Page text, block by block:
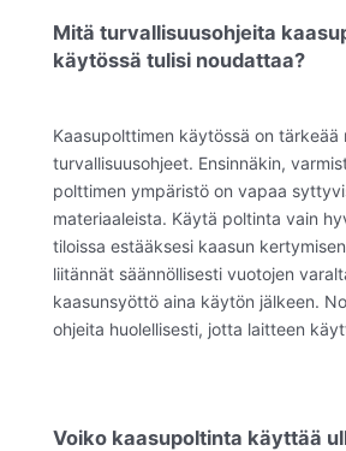
Mitä turvallisuusohjeita
käytössä tulisi noudattaa?
Kaasupolttimen käytössä on
turvallisuusohjeet. Ensinnäkin,
polttimen ympäristö on vapaa
materiaaleista. Käytä poltinta vain
tiloissa estääksesi kaasun
liitännät säännöllisesti vuotojen
kaasunsyöttö aina käytön jälkeen.
ohjeita huolellisesti, jotta laitteen
Voiko kaasupoltinta käyttää